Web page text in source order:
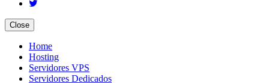
Close
Home
Hosting
Servidores VPS
Servidores Dedicados